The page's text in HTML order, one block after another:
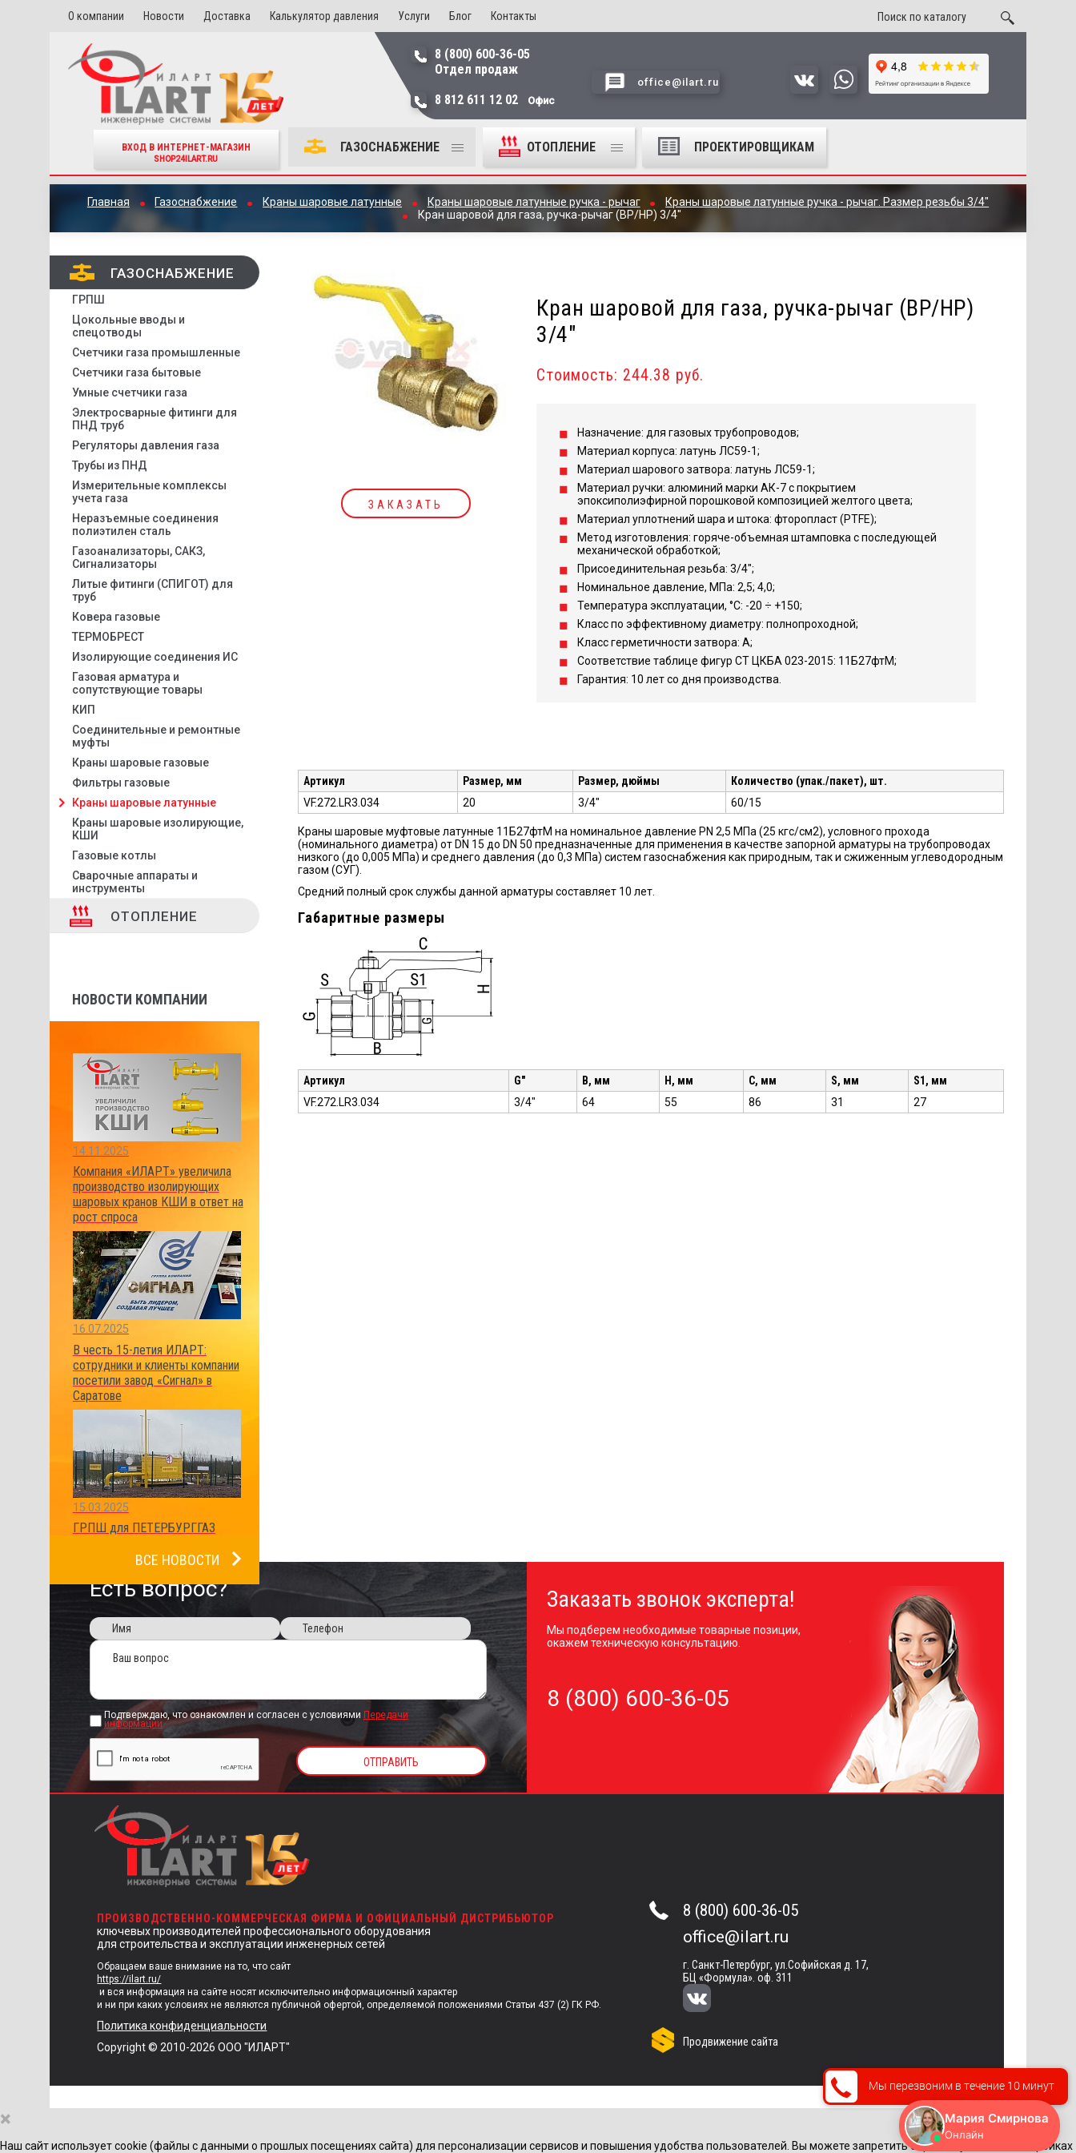
О компании Новости Доставка Калькулятор давления Услуги Блог Контакты
ВХОД В ИНТЕРНЕТ-МАГАЗИН
SHOP24ILART.RU
8 (800) 600-36-05
Отдел продаж
8 812 611 12 02
Офис
office@ilart.ru
ГАЗОСНАБЖЕНИЕ ОТОПЛЕНИЕ ПРОЕКТИРОВЩИКАМ
Главная Газоснабжение Краны шаровые латунные Краны шаровые латунные ручка - рычаг
Краны шаровые латунные ручка - рычаг. Размер резьбы 3/4"
Кран шаровой для газа, ручка-рычаг (ВР/НР) 3/4"
ГАЗОСНАБЖЕНИЕ
ГРПШ
Цокольные вводы и
спецотводы
Счетчики газа промышленные
Счетчики газа бытовые
Умные счетчики газа
Электросварные фитинги для
ПНД труб
Регуляторы давления газа
Трубы из ПНД
Измерительные комплексы
учета газа
Неразъемные соединения
полиэтилен сталь
Газоанализаторы, САКЗ,
Сигнализаторы
Литые фитинги (СПИГОТ) для
труб
Ковера газовые
ТЕРМОБРЕСТ
Изолирующие соединения ИС
Газовая арматура и
сопутствующие товары
КИП
Соединительные и ремонтные
муфты
Краны шаровые газовые
Фильтры газовые
Краны шаровые латунные
Краны шаровые изолирующие,
КШИ
Газовые котлы
Сварочные аппараты и
инструменты
ОТОПЛЕНИЕ
НОВОСТИ КОМПАНИИ
14.11.2025
Компания «ИЛАРТ» увеличила
производство изолирующих
шаровых кранов КШИ в ответ на
рост спроса
16.07.2025
В честь 15-летия ИЛАРТ:
сотрудники и клиенты компании
посетили завод «Сигнал» в
Саратове
15.03.2025
ГРПШ для ПЕТЕРБУРГГАЗ
ВСЕ НОВОСТИ
ЗАКАЗАТЬ
Кран шаровой для газа, ручка-рычаг (ВР/НР)
3/4"
Стоимость: 244.38 руб.
Назначение: для газовых трубопроводов;
Материал корпуса: латунь ЛС59-1;
Материал шарового затвора: латунь ЛС59-1;
Материал ручки: алюминий марки АК-7 с покрытием
эпоксиполиэфирной порошковой композицией желтого цвета;
Материал уплотнений шара и штока: фторопласт (PTFE);
Метод изготовления: горяче-объемная штамповка с последующей
механической обработкой;
Присоединительная резьба: 3/4";
Номинальное давление, МПа: 2,5; 4,0;
Температура эксплуатации, °С: -20 ÷ +150;
Класс по эффективному диаметру: полнопроходной;
Класс герметичности затвора: А;
Соответствие таблице фигур СТ ЦКБА 023-2015: 11Б27фтМ;
Гарантия: 10 лет со дня производства.
Артикул Размер, мм Размер, дюймы
Количество (упак./пакет), шт.
VF.272.LR3.034
20 3/4" 60/15
Краны шаровые муфтовые латунные 11Б27фтМ на номинальное давление PN 2,5 МПа (25 кгс/см2), условного прохода
(номинального диаметра) от DN 15 до DN 50 предназначенные для применения в качестве запорной арматуры на трубопроводах
низкого (до 0,005 МПа) и среднего давления (до 0,3 МПа) систем газоснабжения как природным, так и сжиженным углеводородным
газом (СУГ).
Средний полный срок службы данной арматуры составляет 10 лет.
Габаритные размеры
Артикул G" B, мм H, мм C, мм S, мм
S1, мм
VF.272.LR3.034
3/4" 64 55 86 31 27
Есть вопрос?
Подтверждаю, что ознакомлен и согласен с условиями Передачи
информации
Заказать звонок эксперта!
Мы подберем необходимые товарные позиции,
окажем техническую консультацию.
8 (800) 600-36-05
ПРОИЗВОДСТВЕННО-КОММЕРЧЕСКАЯ ФИРМА И ОФИЦИАЛЬНЫЙ ДИСТРИБЬЮТОР
ключевых производителей профессионального оборудования
для строительства и эксплуатации инженерных сетей
Обращаем ваше внимание на то, что сайт
https://ilart.ru/
и вся информация на сайте носят исключительно информационный характер
и ни при каких условиях не являются публичной офертой, определяемой положениями Статьи 437 (2) ГК РФ.
Политика конфиденциальности
Copyright © 2010-2026 ООО "ИЛАРТ"
8 (800) 600-36-05
office@ilart.ru
г. Санкт-Петербург, ул.Софийская д. 17,
БЦ «Формула». оф. 311
Продвижение сайта
×
Наш сайт использует cookie (файлы с данными о прошлых посещениях сайта) для персонализации сервисов и повышения удобства пользователей. Вы можете запретить обработку cookie в настройках
Мы перезвоним в течение 10 минут